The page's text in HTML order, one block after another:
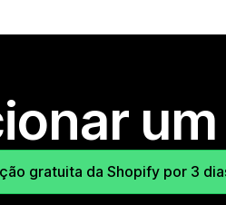
gratuita da Shopify por 3